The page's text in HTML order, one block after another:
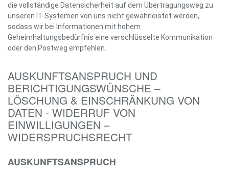
die vollständige Datensicherheit auf dem Übertragungsweg zu
unseren IT-Systemen von uns nicht gewährleistet werden,
sodass wir bei Informationen mit hohem
Geheimhaltungsbedürfnis eine verschlüsselte Kommunikation
oder den Postweg empfehlen.
AUSKUNFTSANSPRUCH UND
BERICHTIGUNGSWÜNSCHE –
LÖSCHUNG & EINSCHRÄNKUNG VON
DATEN - WIDERRUF VON
EINWILLIGUNGEN –
WIDERSPRUCHSRECHT
AUSKUNFTSANSPRUCH